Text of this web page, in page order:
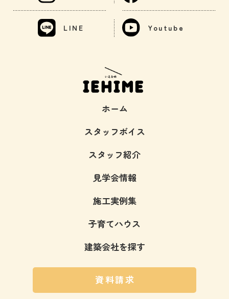
ホーム
スタッフボイス
スタッフ紹介
見学会情報
施工実例集
子育てハウス
建築会社を探す
資料請求
LINE Youtube